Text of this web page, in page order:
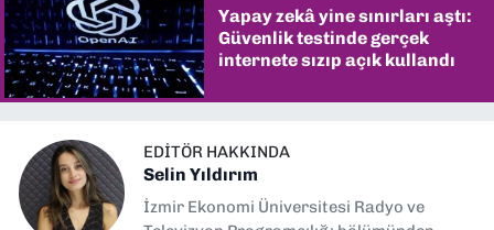
Yapay zekâ yine sınırları aştı:
Güvenlik testinde gerçek
internete sızıp açık kullandı
EDITÖR HAKKINDA
Selin Yıldırım
İzmir Ekonomi Üniversitesi Radyo ve